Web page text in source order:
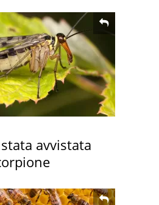
avvistata